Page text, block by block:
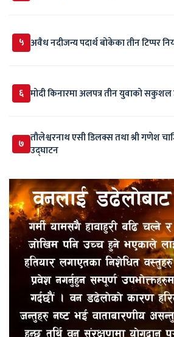
५ अवैध नदीजन्य पदार्थ बोकेका तीन टिप्पर
६ मोदी किनारमा अलपत्र तीन युवाको सकुशल
७ तौलेश्वरनाथ एसी डिलक्स तथा श्री गणेश
उद्घाटन